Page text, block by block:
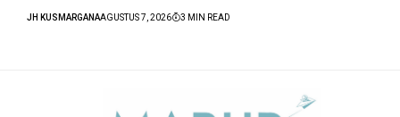
JH KUSMARGANAAGUSTUS 7, 2026 3 MIN READ